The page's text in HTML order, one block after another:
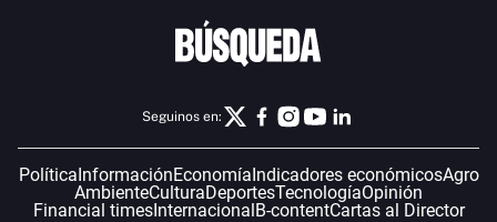
Seguinos en:
PolíticaInformaciónEconomíaIndicadores económicosAgro
AmbienteCulturaDeportesTecnologíaOpinión
Financial timesInternacionalB-contentCartas al Director